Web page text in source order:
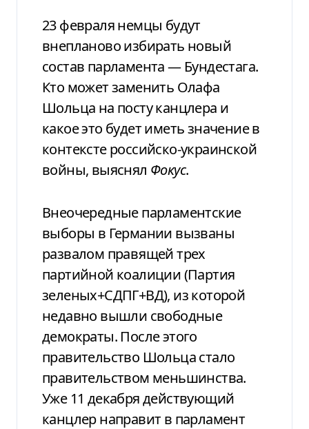
23 февраля немцы будут
внепланово избирать новый
состав парламента — Бундестага.
Кто может заменить Олафа
Шольца на посту канцлера и
какое это будет иметь значение в
контексте российско-украинской
войны, выяснял Фокус.
Внеочередные парламентские
выборы в Германии вызваны
развалом правящей трех
партийной коалиции (Партия
зеленых+СДПГ+ВД), из которой
недавно вышли свободные
демократы. После этого
правительство Шольца стало
правительством меньшинства.
Уже 11 декабря действующий
канцлер направит в парламент